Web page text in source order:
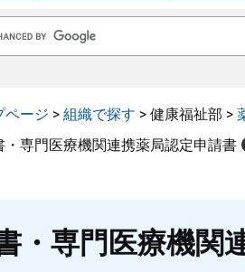
ページ > 組織で探す > 健康福祉部 >
・専門医療機関連携薬局認定申請書
・専門医療機関